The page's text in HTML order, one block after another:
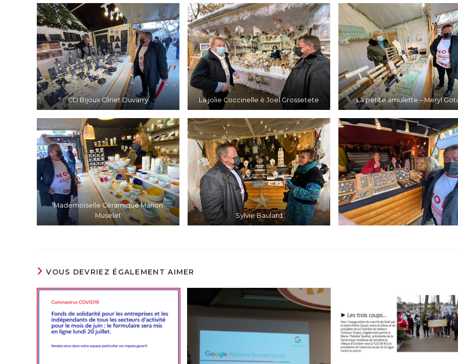
CD Bijoux Clinet Duvarry La jolie Coccinelle è Joel Grossetete La petite amulette – Meryl
Mademoiselle Céramique Marion
Muselet
Sylvie Baulard
VOUS DEVRIEZ ÉGALEMENT AIMER